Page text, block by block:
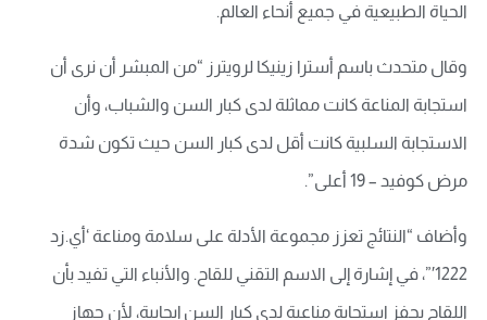
الحياة الطبيعية في جميع أنحاء العالم.
وقال متحدث باسم أسترا زينيكا لرويترز “من المبشر أن نرى أن
استجابة المناعة كانت مماثلة لدى كبار السن والشباب، وأن
الاستجابة السلبية كانت أقل لدى كبار السن حيث تكون شدة
مرض كوفيد – 19 أعلى”.
وأضاف “النتائج تعزز مجموعة الأدلة على سلامة ومناعة ‘أي.زد
1222′”، في إشارة إلى الاسم التقني للقاح. والأنباء التي تفيد بأن
اللقاح يحفز استجابة مناعية لدى كبار السن إيجابية، لأن جهاز